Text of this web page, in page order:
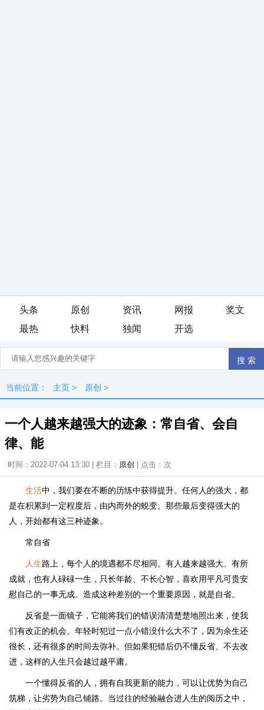
头条 原创 资讯 网报
奖文
最热
快料 独闻 开选
当前位置： 主页 > 原创 >
一个人越来越强大的迹象：常自省、会自
律、能
时间：2022-07-04 13:30 | 栏目： 原创 | 点击： 次
生活中，我们要在不断的历练中获得提升。任何人的强大，都
是在积累到一定程度后，由内而外的蜕变。那些最后变得强大的
人，开始都有这三种迹象。
常自省
人生路上，每个人的境遇都不尽相同。有人越来越强大、有所
成就，也有人碌碌一生，只长年龄、不长心智，喜欢用平凡可贵安
慰自己的一事无成。造成这种差别的一个重要原因，就是自省。
反省是一面镜子，它能将我们的错误清清楚楚地照出来，使我
们有改正的机会。年轻时犯过一点小错没什么大不了，因为余生还
很长，还有很多的时间去弥补。但如果犯错后仍不懂反省、不去改
进，这样的人生只会越过越平庸。
一个懂得反省的人，拥有自我更新的能力，可以让优势为自己
筑梯，让劣势为自己铺路。当过往的经验融合进人生的阅历之中，